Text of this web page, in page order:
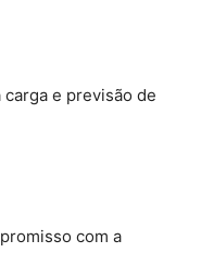
e previsão de
com a